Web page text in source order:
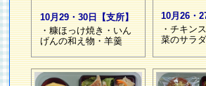
10月29・30日【支所】
・糠ほっけ焼き・いん
げんの和え物・羊羹
10月26・
・チキン
菜のサラ